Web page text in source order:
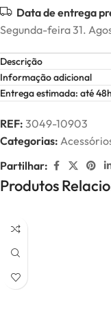
Data de entrega
Segunda-feira 31.
Descrição
Informação adicional
Entrega estimada: até
REF: 3049-10903
Categorias:
Partilhar:
Produtos